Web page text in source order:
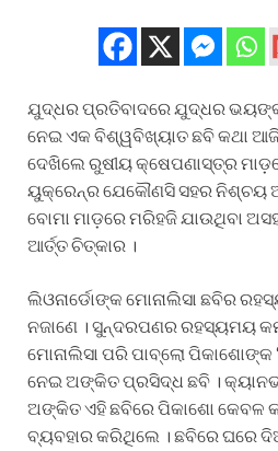
ଯୁଦ୍ଧର ପ୍ରତିବାଦରେ ଯୁଦ୍ଧର
ନେଇ ଏକ ବିଶ୍ୱବିଖ୍ୟାତ ଛବି କଥା
ଦେଖିଲେ ରୁଷୀୟ କ୍ଷେପଣାସ୍ତ୍ର
ୟୁକ୍ରେନ୍‌ର ଯେକୌଣସି ସହର
ବୋମା ମାଡ଼ରେ ମରିହଜି ଯାଉଥିବା
ଆର୍ତ୍ତ ଚିତ୍କାର ।
ଲିଓନାର୍ଡୋଙ୍କ ମୋନାଲିସା ଛବିର
ନଜାଣେ । ସୁନ୍ଦରପଣର ରହସ୍ୟମୟ
ମୋନାଲିସା ପରି ପାବ୍ଲୋ ପିକାଶୋଙ୍କ‘
ନେଇ ଅଙ୍କିତ ପ୍ରସିଦ୍ଧ ଛବି ।
ଅଙ୍କିତ ଏହି ଛବିରେ ପିକାଶୋ କେବଳ
ବ୍ୟବହାର କରିଥିଲେ । ଛବିରେ ଘରେ